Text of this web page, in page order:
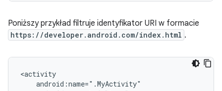
Poniższy przykład filtruje identyfikator URI w formacie
https://developer.android.com/index.html .